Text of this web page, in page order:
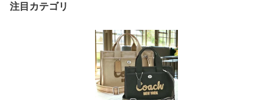
注目カテゴリ